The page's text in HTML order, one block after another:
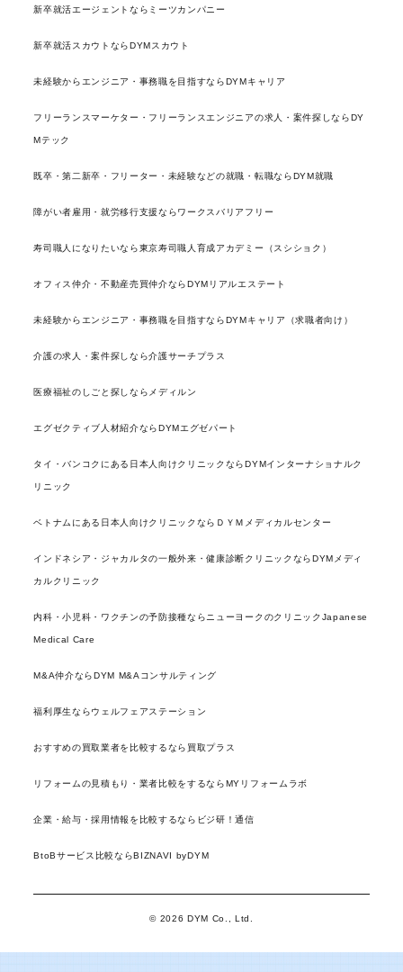
新卒就活エージェントならミーツカンパニー
新卒就活スカウトならDYMスカウト
未経験からエンジニア・事務職を目指すならDYMキャリア
フリーランスマーケター・フリーランスエンジニアの求人・案件探しならDY
Mテック
既卒・第二新卒・フリーター・未経験などの就職・転職ならDYM就職
障がい者雇用・就労移行支援ならワークスバリアフリー
寿司職人になりたいなら東京寿司職人育成アカデミー（スシショク）
オフィス仲介・不動産売買仲介ならDYMリアルエステート
未経験からエンジニア・事務職を目指すならDYMキャリア（求職者向け）
介護の求人・案件探しなら介護サーチプラス
医療福祉のしごと探しならメディルン
エグゼクティブ人材紹介ならDYMエグゼパート
タイ・バンコクにある日本人向けクリニックならDYMインターナショナルク
リニック
ベトナムにある日本人向けクリニックならＤＹＭメディカルセンター
インドネシア・ジャカルタの一般外来・健康診断クリニックならDYMメディ
カルクリニック
内科・小児科・ワクチンの予防接種ならニューヨークのクリニックJapanese
Medical Care
M&A仲介ならDYM M&Aコンサルティング
福利厚生ならウェルフェアステーション
おすすめの買取業者を比較するなら買取プラス
リフォームの見積もり・業者比較をするならMYリフォームラボ
企業・給与・採用情報を比較するならビジ研！通信
BtoBサービス比較ならBIZNAVI byDYM
© 2026 DYM Co., Ltd.